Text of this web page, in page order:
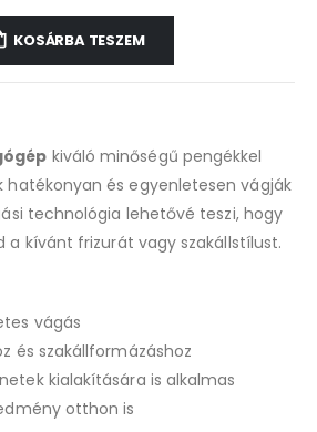
KOSÁRBA TESZEM
kiváló minőségű pengékkel
hatékonyan és egyenletesen vágják
technológia lehetővé teszi, hogy
a kívánt frizurát vagy szakállstílust.
vágás
és szakállformázáshoz
kialakítására is alkalmas
otthon is